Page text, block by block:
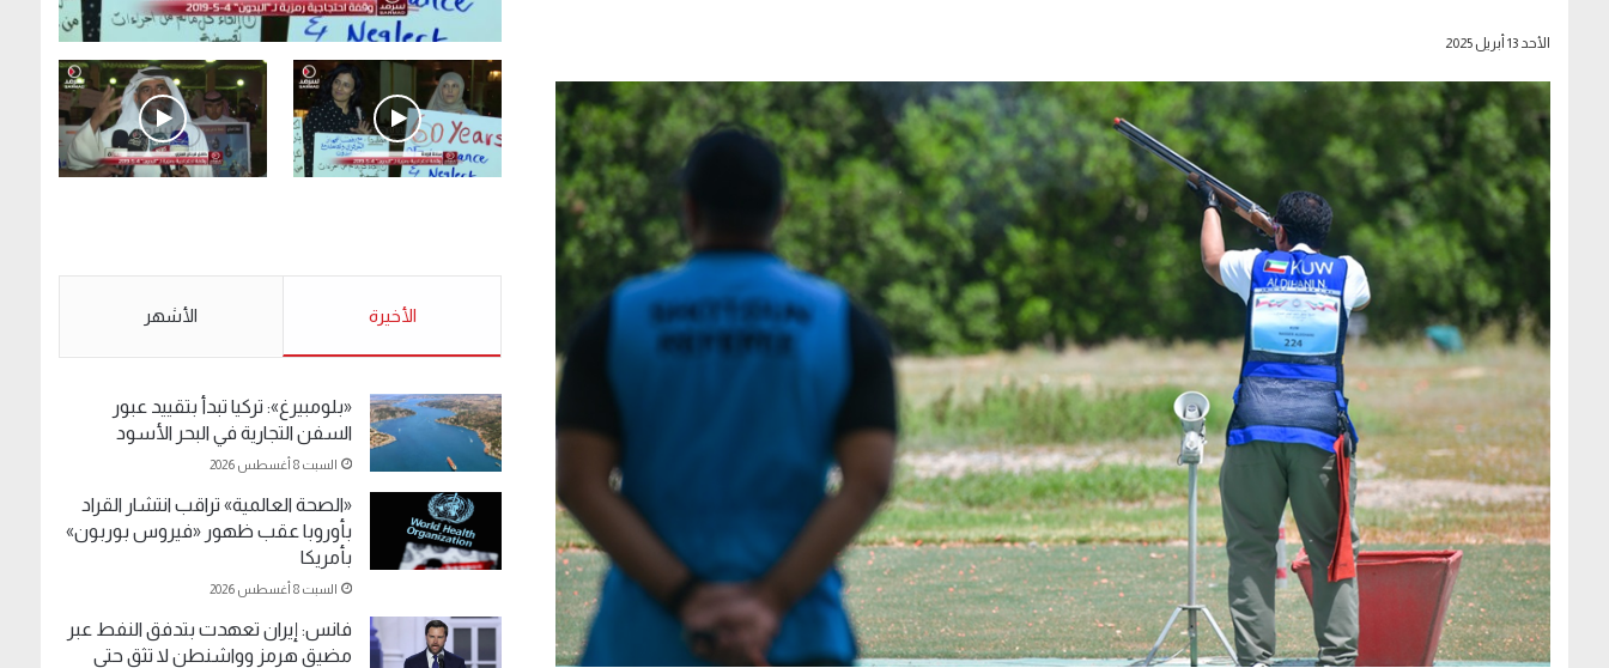
الأحد 13 أبريل 2025
.وقفة احتجاجية رمزية لـ”#البدون” في ساحة الإرادة
الأحد 5 مايو 2019
مخدرات يعني ولا خمر؟!.
الأخيرة الأشهر
«بلومبيرغ»: تركيا تبدأ بتقييد عبور
السفن التجارية في البحر الأسود
السبت 8 أغسطس 2026
«الصحة العالمية» تراقب انتشار القراد
بأوروبا عقب ظهور «فيروس بوربون»
بأمريكا
السبت 8 أغسطس 2026
فانس: إيران تعهدت بتدفق النفط عبر
مضيق هرمز وواشنطن لا تثق حتى